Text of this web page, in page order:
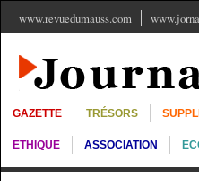
www.revuedumauss.com
GAZETTE TRÉSORS
ETHIQUE ASSOCIATION